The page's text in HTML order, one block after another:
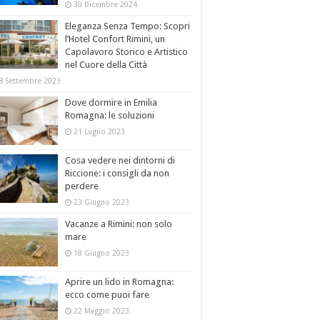
30 Dicembre 2024
Eleganza Senza Tempo: Scopri
l’Hotel Confort Rimini, un
Capolavoro Storico e Artistico
nel Cuore della Città
Settembre 2023
Dove dormire in Emilia
Romagna: le soluzioni
21 Luglio 2023
Cosa vedere nei dintorni di
Riccione: i consigli da non
perdere
23 Giugno 2023
Vacanze a Rimini: non solo
mare
18 Giugno 2023
Aprire un lido in Romagna:
ecco come puoi fare
22 Maggio 2023